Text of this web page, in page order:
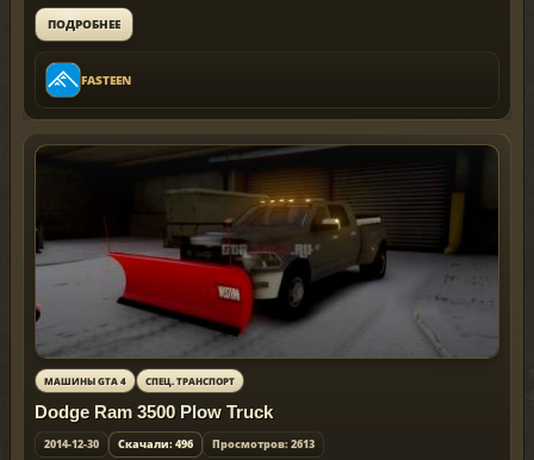
ПОДРОБНЕЕ
FASTEEN
МАШИНЫ GTA 4 СПЕЦ. ТРАНСПОРТ
Dodge Ram 3500 Plow Truck
2014-12-30 Скачали: 496 Просмотров: 2613